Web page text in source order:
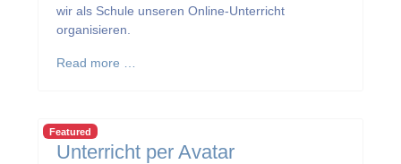
wir als Schule unseren Online-Unterricht
organisieren.
Read more …
Featured
Unterricht per Avatar